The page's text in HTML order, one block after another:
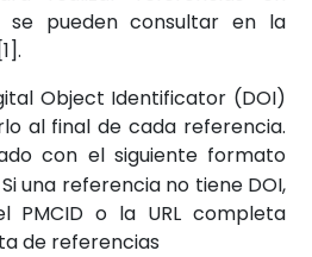
se pueden consultar en la
Object Identificator (DOI)
al final de cada referencia.
con el siguiente formato
una referencia no tiene DOI,
PMCID o la URL completa
de referencias